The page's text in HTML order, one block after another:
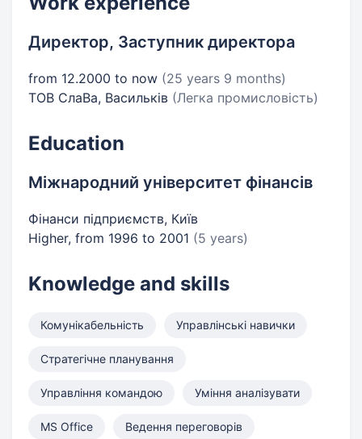
Директор, Заступник директора
from 12.2000 to now (25 years 9 months)
ТОВ СлаВа, Васильків (Легка промисловість)
Education
Міжнародний університет фінансів
Фінанси підприємств, Київ
Higher, from 1996 to 2001 (5 years)
Knowledge and skills
Комунікабельність Управлінські навички
Стратегічне планування
Управління командою Уміння аналізувати
MS Office Ведення переговорів